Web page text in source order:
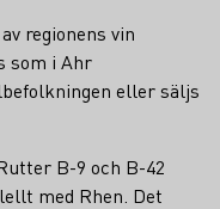
regionens vin
som i Ahr
eller säljs
B-9 och B-42
med Rhen. Det